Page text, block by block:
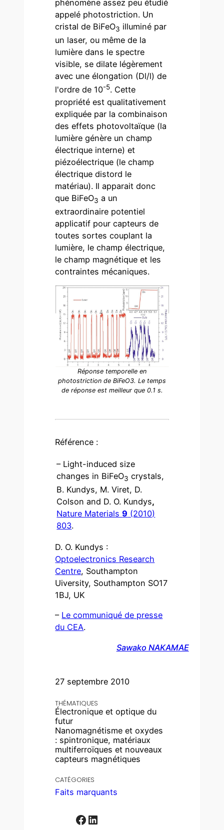
27 septembre 2010
THÉMATIQUES
Électronique et optique du
futur
Nanomagnétisme et oxydes
: spintronique, matériaux
multiferroïques et nouveaux
capteurs magnétiques
CATÉGORIES
Faits marquants
Facebook LinkedIn
phénomène assez peu étudié
appelé photostriction. Un
cristal de BiFeO3 illuminé par
un laser, ou même de la
lumière dans le spectre
visible, se dilate légèrement
avec une élongation (Dl/l) de
l'ordre de 10-5. Cette
propriété est qualitativement
expliquée par la combinaison
des effets photovoltaïque (la
lumière génère un champ
électrique interne) et
piézoélectrique (le champ
électrique distord le
matériau). Il apparait donc
que BiFeO3 a un
extraordinaire potentiel
applicatif pour capteurs de
toutes sortes couplant la
lumière, le champ électrique,
le champ magnétique et les
contraintes mécaniques.
Réponse temporelle en
photostriction de BiFeO3. Le temps
de réponse est meilleur que 0.1 s.
Référence :
– Light-induced size
changes in BiFeO3 crystals,
B. Kundys, M. Viret, D.
Colson and D. O. Kundys,
Nature Materials9 (2010)
803.
D. O. Kundys :
Optoelectronics Research
Centre, Southampton
Uiversity, Southampton SO17
1BJ, UK
– Le communiqué de presse
du CEA.
Sawako NAKAMAE